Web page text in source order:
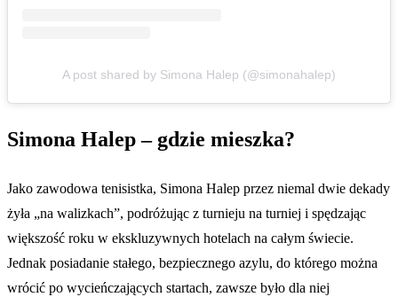
A post shared by Simona Halep (@simonahalep)
Simona Halep – gdzie mieszka?
Jako zawodowa tenisistka, Simona Halep przez niemal dwie dekady
żyła „na walizkach”, podróżując z turnieju na turniej i spędzając
większość roku w ekskluzywnych hotelach na całym świecie.
Jednak posiadanie stałego, bezpiecznego azylu, do którego można
wrócić po wycieńczających startach, zawsze było dla niej